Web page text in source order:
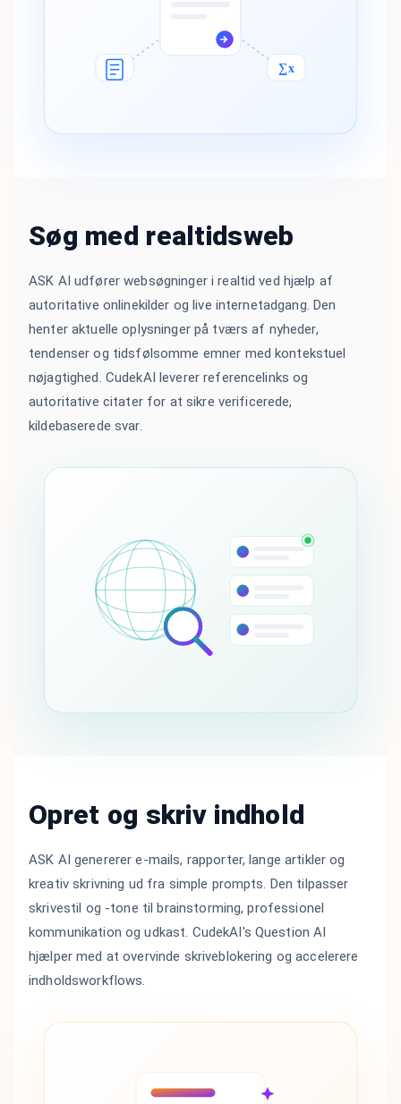
∑x
Søg med realtidsweb
ASK AI udfører websøgninger i realtid ved hjælp af
autoritative onlinekilder og live internetadgang. Den
henter aktuelle oplysninger på tværs af nyheder,
tendenser og tidsfølsomme emner med kontekstuel
nøjagtighed. CudekAI leverer referencelinks og
autoritative citater for at sikre verificerede,
kildebaserede svar.
Opret og skriv indhold
ASK AI genererer e-mails, rapporter, lange artikler og
kreativ skrivning ud fra simple prompts. Den tilpasser
skrivestil og -tone til brainstorming, professionel
kommunikation og udkast. CudekAI's Question AI
hjælper med at overvinde skriveblokering og accelerere
indholdsworkflows.